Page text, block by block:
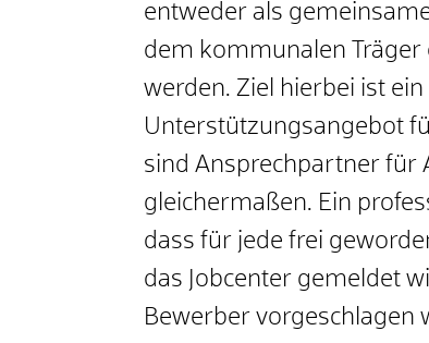
entweder als
dem kommunalen
werden. Ziel hierbei ist
Unterstützungsangebot
sind Ansprechpartner für
gleichermaßen. Ein
dass für jede frei
das Jobcenter gemeldet
Bewerber vorgeschlagen